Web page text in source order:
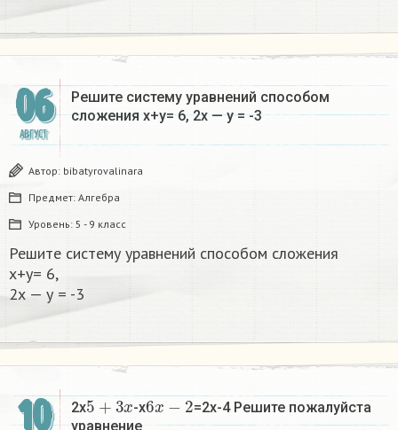
06
АВГУСТ
Решите систему уравнений способом
сложения x+y= 6, 2х — у = -3​
Автор: bibatyrovalinara
Предмет: Алгебра
Уровень: 5 - 9 класс
Решите систему уравнений способом сложения
x+y= 6,
2х — у = -3​
10 2x
5+3x
-x
6x−2
=2x-4 Решите пожалуйста
уравнение